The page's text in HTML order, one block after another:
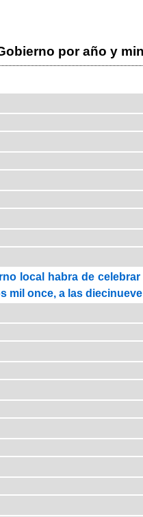
por año y
local habra de
mil once, a las